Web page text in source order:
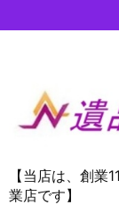
【当店は、創業
業店です】